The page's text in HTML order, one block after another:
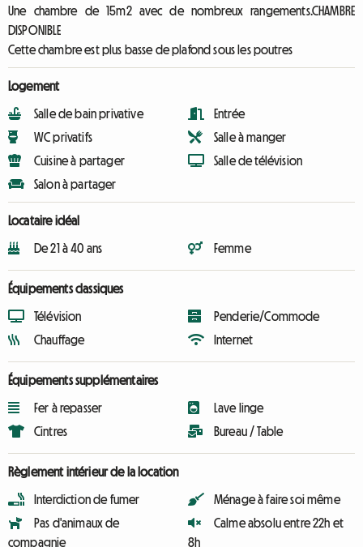
Une chambre de 15m2 avec de nombreux rangements.CHAMBRE
DISPONIBLE
Cette chambre est plus basse de plafond sous les poutres
Logement
Salle de bain privative
WC privatifs
Cuisine à partager
Salon à partager
Entrée
Salle à manger
Salle de télévision
Locataire idéal
De 21 à 40 ans Femme
Équipements classiques
Télévision
Chauffage
Penderie/Commode
Internet
Équipements supplémentaires
Fer à repasser
Cintres
Lave linge
Bureau / Table
Règlement intérieur de la location
Interdiction de fumer
Pas d'animaux de
compagnie
Ménage à faire soi même
Calme absolu entre 22h et
8h